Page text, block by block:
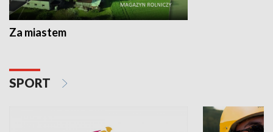
Za miastem
SPORT